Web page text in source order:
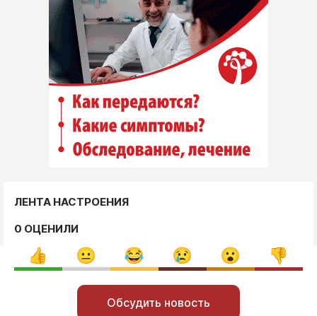
ЛЕНТА НАСТРОЕНИЯ
0 ОЦЕНИЛИ
Обсудить новость